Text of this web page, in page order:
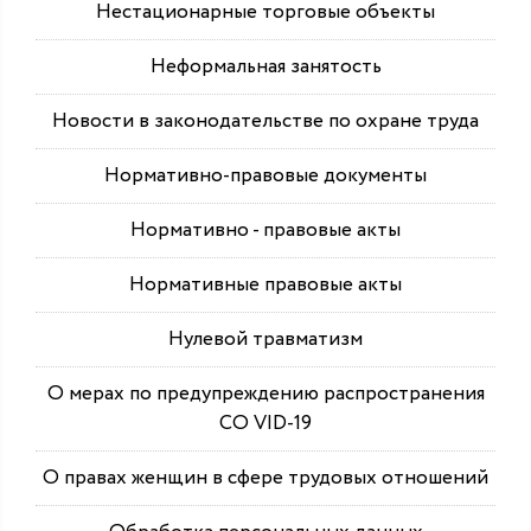
Нестационарные торговые объекты
Неформальная занятость
Новости в законодательстве по охране труда
Нормативно-правовые документы
Нормативно - правовые акты
Нормативные правовые акты
Нулевой травматизм
О мерах по предупреждению распространения
СО VID-19
О правах женщин в сфере трудовых отношений